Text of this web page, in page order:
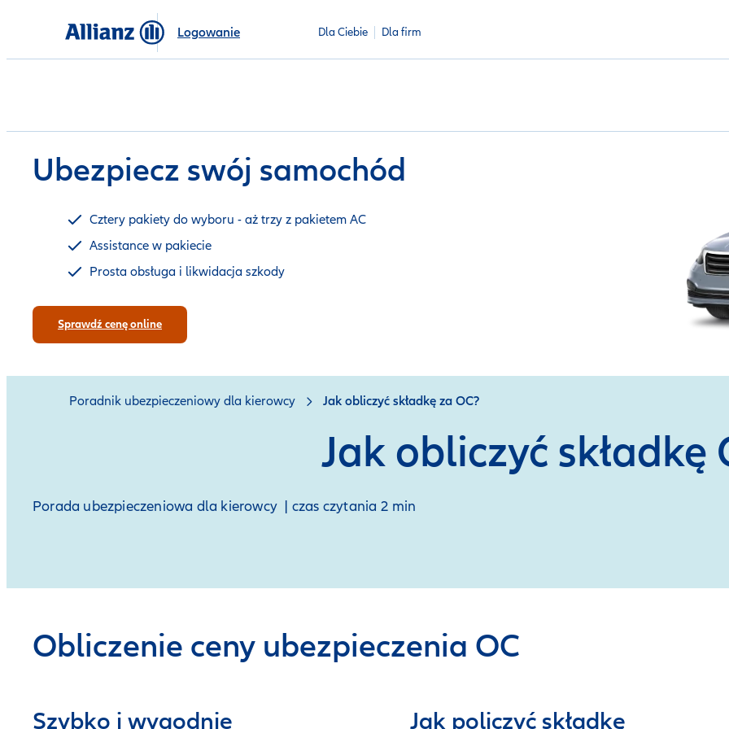
Logowanie Dla Ciebie Dla firm
Ubezpiecz swój samochód
Cztery pakiety do wyboru - aż trzy z pakietem AC
Assistance w pakiecie
Prosta obsługa i likwidacja szkody
Sprawdź cenę online
Poradnik ubezpieczeniowy dla kierowcy Jak obliczyć składkę za OC?
Jak obliczyć składkę
Porada ubezpieczeniowa dla kierowcy | czas czytania 2 min
Obliczenie ceny ubezpieczenia OC
Szybko i wygodnie Jak policzyć składkę